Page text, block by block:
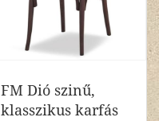
FM Dió szinű,
klasszikus karfás